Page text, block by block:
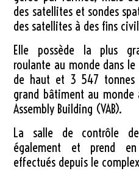
des satellites et sondes
des satellites à des fins
Elle possède la plus
roulante au monde dans
de haut et 3 547 tonnes
grand bâtiment au monde
Assembly Building (VAB).
La salle de contrôle
également et prend
effectués depuis le